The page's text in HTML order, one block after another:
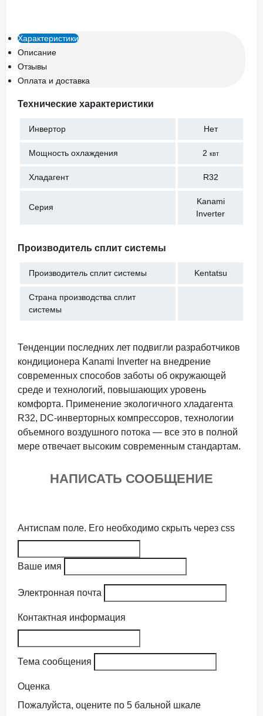
Характеристики
Описание
Отзывы
Оплата и доставка
Технические характеристики
Инвертор Нет
Мощность охлаждения 2 квт
Хладагент R32
Серия
Kanami
Inverter
Производитель сплит системы
Производитель сплит системы Kentatsu
Страна производства сплит
системы
Тенденции последних лет подвигли разработчиков
кондиционера Kanami Inverter на внедрение
современных способов заботы об окружающей
среде и технологий, повышающих уровень
комфорта. Применение экологичного хладагента
R32, DC-инверторных компрессоров, технологии
объемного воздушного потока — все это в полной
мере отвечает высоким современным стандартам.
НАПИСАТЬ СООБЩЕНИЕ
Антиспам поле. Его необходимо скрыть через css
Ваше имя
Электронная почта
Контактная информация
Тема сообщения
Оценка
Пожалуйста, оцените по 5 бальной шкале